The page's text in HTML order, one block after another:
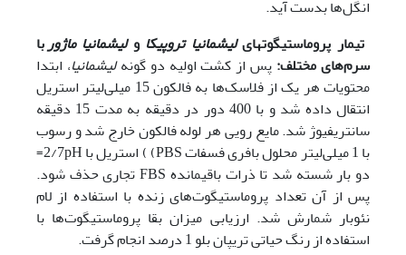
انگل‌ها بدست آید.
تیمار پروماستیگوتهایلیشمانیا تروپیکا ولیشمانیا ماژوربا
سرم‌‌های مختلف: پس از کشت اولیه دو گونهلیشمانیا، ابتدا
محتویات هر یک از فلاسک‌ها به فالکون 15 میلی‌لیتر استریل
انتقال داده شد و با 400 دور در دقیقه به مدت 15 دقیقه
سانتریفیوژ شد. مایع رویی هر لوله فالکون خارج شد و رسوب
با 1 میلی‌لیتر محلول بافری فسفات PBS) ) استریل با 2/7pH=
دو بار شسته شد تا ذرات باقیمانده FBS تجاری حذف شود.
پس از آن تعداد پروماستیگوت‌‌های زنده با استفاده از لام
نئوبار شمارش شد. ارزیابی میزان بقا پروماستیگوت‌ها با
استفاده از رنگ حیاتی تریپان بلو 1 درصد انجام گرفت.